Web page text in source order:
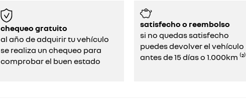
chequeo gratuito
al año de adquirir tu vehículo
se realiza un chequeo para
comprobar el buen estado​​
satisfecho o reembolso
si no quedas satisfecho
puedes devolver el vehículo
antes de 15 días o 1.000km ⁽²⁾